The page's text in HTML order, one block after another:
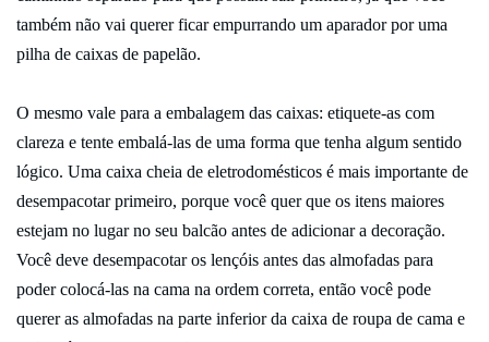
também não vai querer ficar empurrando um aparador por uma
pilha de caixas de papelão.
O mesmo vale para a embalagem das caixas: etiquete-as com
clareza e tente embalá-las de uma forma que tenha algum sentido
lógico. Uma caixa cheia de eletrodomésticos é mais importante de
desempacotar primeiro, porque você quer que os itens maiores
estejam no lugar no seu balcão antes de adicionar a decoração.
Você deve desempacotar os lençóis antes das almofadas para
poder colocá-las na cama na ordem correta, então você pode
querer as almofadas na parte inferior da caixa de roupa de cama e